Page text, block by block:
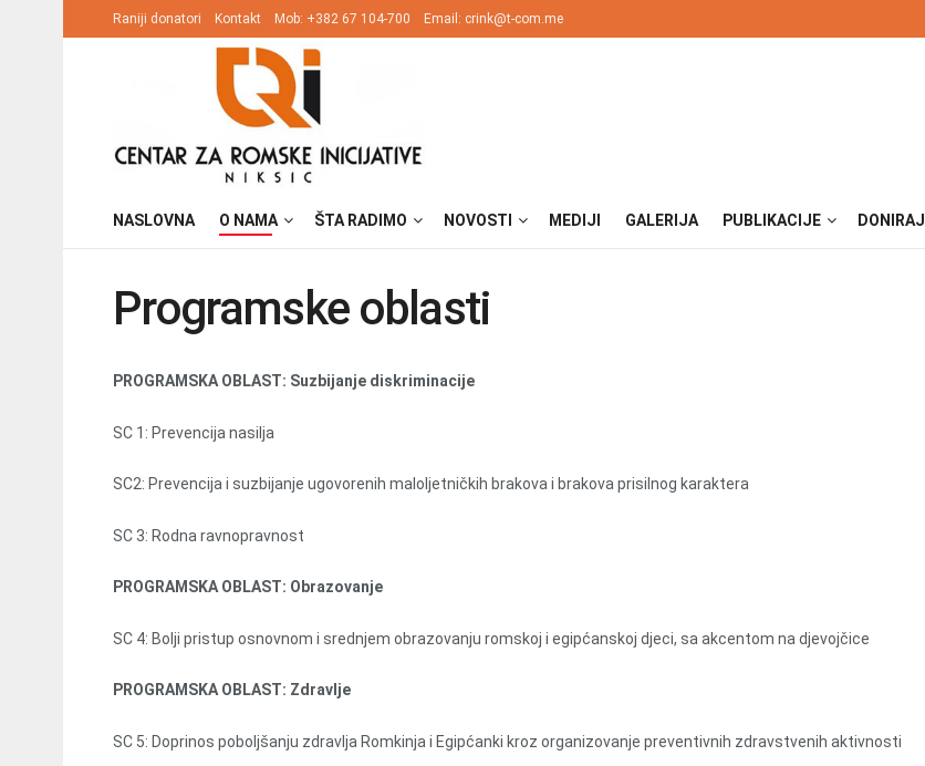
Raniji donatori Kontakt Mob: +382 67 104-700 Email: crink@t-com.me
NASLOVNA O NAMA ŠTA RADIMO NOVOSTI MEDIJI GALERIJA PUBLIKACIJE DONIRAJ
Programske oblasti
PROGRAMSKA OBLAST: Suzbijanje diskriminacije
SC 1: Prevencija nasilja
SC2: Prevencija i suzbijanje ugovorenih maloljetničkih brakova i brakova prisilnog karaktera
SC 3: Rodna ravnopravnost
PROGRAMSKA OBLAST: Obrazovanje
SC 4: Bolji pristup osnovnom i srednjem obrazovanju romskoj i egipćanskoj djeci, sa akcentom na djevojčice
PROGRAMSKA OBLAST: Zdravlje
SC 5: Doprinos poboljšanju zdravlja Romkinja i Egipćanki kroz organizovanje preventivnih zdravstvenih aktivnosti